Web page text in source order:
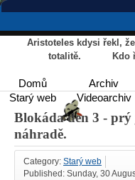
Aristoteles kdysi řekl,
totalitě. Kdo říká
Domů Archiv
Starý web
Videoarchiv
Blokáda den 3 - prý
náhradě.
Category: Starý web
Published: Sunday, 30